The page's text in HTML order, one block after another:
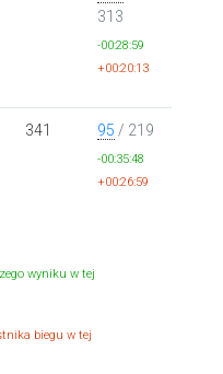
313
-00:28:59
+00:20:13
341 95 / 219
-00:35:48
+00:26:59
wyniku w tej
biegu w tej